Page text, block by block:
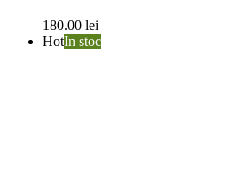
180.00 lei
HotIn stoc